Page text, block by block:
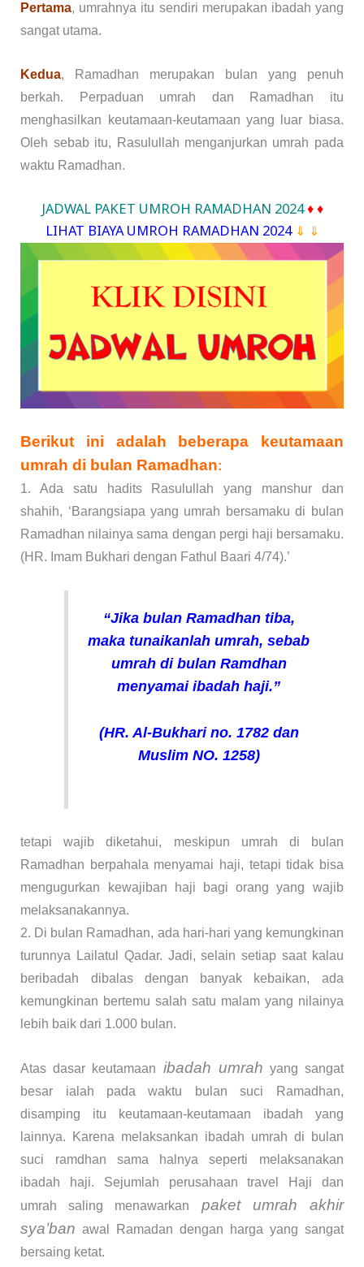
Pertama, umrahnya itu sendiri merupakan ibadah yang
sangat utama.
Kedua, Ramadhan merupakan bulan yang penuh
berkah. Perpaduan umrah dan Ramadhan itu
menghasilkan keutamaan-keutamaan yang luar biasa.
Oleh sebab itu, Rasulullah menganjurkan umrah pada
waktu Ramadhan.
JADWAL PAKET UMROH RAMADHAN 2024♦ ♦
LIHAT BIAYA UMROH RAMADHAN 2024 ⇓ ⇓
Berikut ini adalah beberapa keutamaan
umrah di bulan Ramadhan:
1. Ada satu hadits Rasulullah yang manshur dan
shahih, ‘Barangsiapa yang umrah bersamaku di bulan
Ramadhan nilainya sama dengan pergi haji bersamaku.
(HR. Imam Bukhari dengan Fathul Baari 4/74).’
“Jika bulan Ramadhan tiba,
maka tunaikanlah umrah, sebab
umrah di bulan Ramdhan
menyamai ibadah haji.”
(HR. Al-Bukhari no. 1782 dan
Muslim NO. 1258)
tetapi wajib diketahui, meskipun umrah di bulan
Ramadhan berpahala menyamai haji, tetapi tidak bisa
mengugurkan kewajiban haji bagi orang yang wajib
melaksanakannya.
2. Di bulan Ramadhan, ada hari-hari yang kemungkinan
turunnya Lailatul Qadar. Jadi, selain setiap saat kalau
beribadah dibalas dengan banyak kebaikan, ada
kemungkinan bertemu salah satu malam yang nilainya
lebih baik dari 1.000 bulan.
Atas dasar keutamaan ibadah umrah yang sangat
besar ialah pada waktu bulan suci Ramadhan,
disamping itu keutamaan-keutamaan ibadah yang
lainnya. Karena melaksankan ibadah umrah di bulan
suci ramdhan sama halnya seperti melaksanakan
ibadah haji. Sejumlah perusahaan travel Haji dan
umrah saling menawarkan paket umrah akhir
sya’ban awal Ramadan dengan harga yang sangat
bersaing ketat.